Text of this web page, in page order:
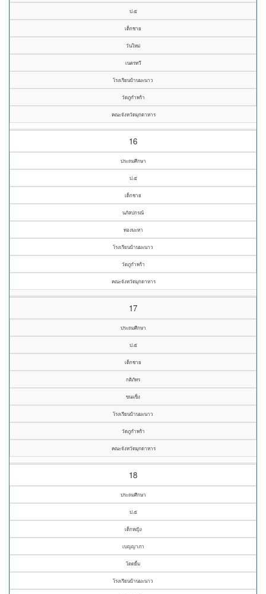
ป.๕
เด็กชาย
วันใหม่
เนตรทวี
โรงเรียนบ้านมะนาว
วัดภูกำพร้า
คณะจังหวัดมุกดาหาร
16
ประถมศึกษา
ป.๕
เด็กชาย
นภัสปกรณ์
ทองมะหา
โรงเรียนบ้านมะนาว
วัดภูกำพร้า
คณะจังหวัดมุกดาหาร
17
ประถมศึกษา
ป.๕
เด็กชาย
กติภัทร
ขนแข็ง
โรงเรียนบ้านมะนาว
วัดภูกำพร้า
คณะจังหวัดมุกดาหาร
18
ประถมศึกษา
ป.๕
เด็กหญิง
เบญญาภา
โดดยิ้ม
โรงเรียนบ้านมะนาว